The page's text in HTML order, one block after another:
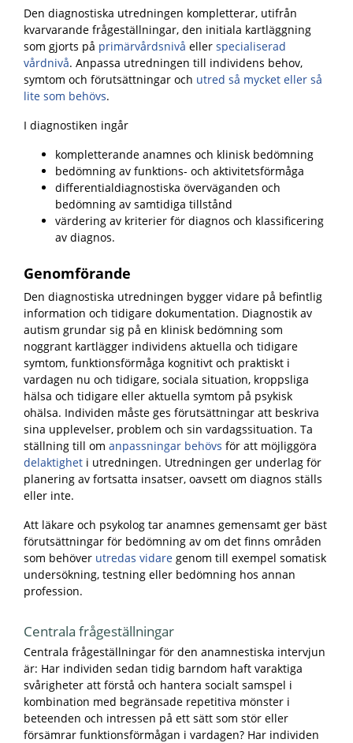
Den diagnostiska utredningen kompletterar, utifrån
kvarvarande frågeställningar, den initiala kartläggning
som gjorts på primärvårdsnivå eller specialiserad
vårdnivå. Anpassa utredningen till individens behov,
symtom och förutsättningar och utred så mycket eller så
lite som behövs.
I diagnostiken ingår
kompletterande anamnes och klinisk bedömning
bedömning av funktions- och aktivitetsförmåga
differentialdiagnostiska överväganden och
bedömning av samtidiga tillstånd
värdering av kriterier för diagnos och klassificering
av diagnos.
Genomförande
Den diagnostiska utredningen bygger vidare på befintlig
information och tidigare dokumentation. Diagnostik av
autism grundar sig på en klinisk bedömning som
noggrant kartlägger individens aktuella och tidigare
symtom, funktionsförmåga kognitivt och praktiskt i
vardagen nu och tidigare, sociala situation, kroppsliga
hälsa och tidigare eller aktuella symtom på psykisk
ohälsa. Individen måste ges förutsättningar att beskriva
sina upplevelser, problem och sin vardagssituation. Ta
ställning till om anpassningar behövs för att möjliggöra
delaktighet i utredningen. Utredningen ger underlag för
planering av fortsatta insatser, oavsett om diagnos ställs
eller inte.
Att läkare och psykolog tar anamnes gemensamt ger bäst
förutsättningar för bedömning av om det finns områden
som behöver utredas vidare genom till exempel somatisk
undersökning, testning eller bedömning hos annan
profession.
Centrala frågeställningar
Centrala frågeställningar för den anamnestiska intervjun
är: Har individen sedan tidig barndom haft varaktiga
svårigheter att förstå och hantera socialt samspel i
kombination med begränsade repetitiva mönster i
beteenden och intressen på ett sätt som stör eller
försämrar funktionsförmågan i vardagen? Har individen